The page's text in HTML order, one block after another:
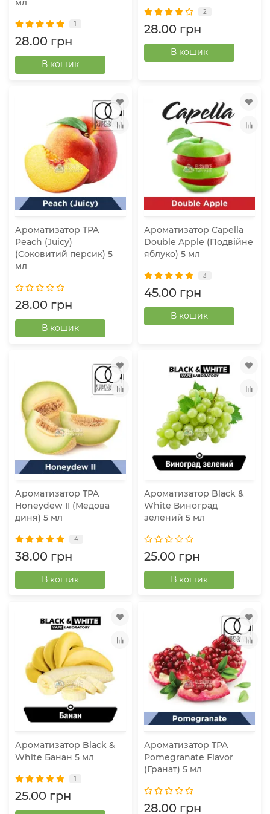
мл
1
28.00 грн
В кошик
2
28.00 грн
В кошик
Ароматизатор TPA
Peach (Juicy)
(Соковитий персик) 5
мл
28.00 грн
В кошик
Ароматизатор Capella
Double Apple (Подвійне
яблуко) 5 мл
3
45.00 грн
В кошик
Ароматизатор TPA
Honeydew II (Медова
диня) 5 мл
4
38.00 грн
В кошик
Ароматизатор Black &
White Виноград
зелений 5 мл
25.00 грн
В кошик
Ароматизатор Black &
White Банан 5 мл
1
25.00 грн
Ароматизатор TPA
Pomegranate Flavor
(Гранат) 5 мл
28.00 грн